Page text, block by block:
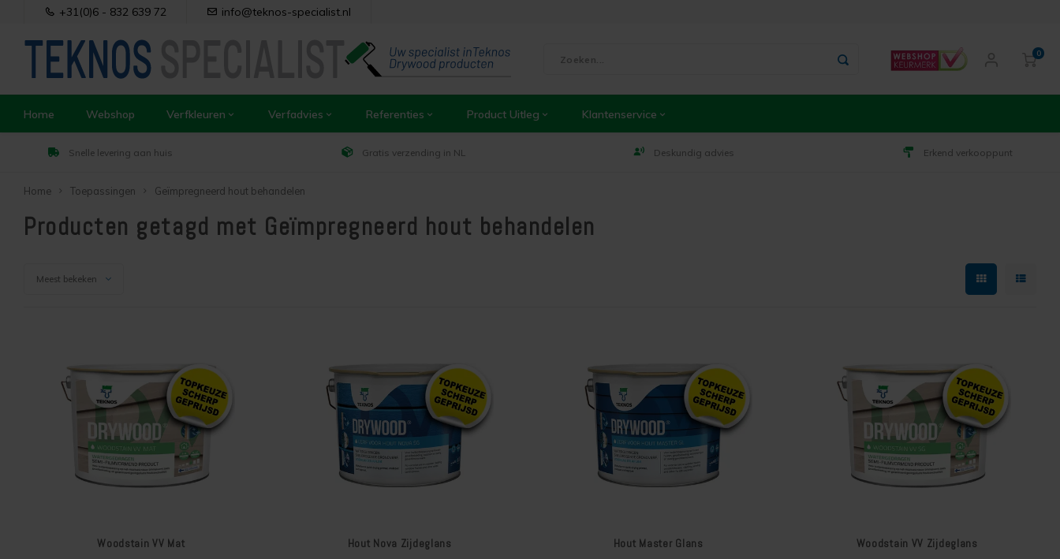
+31(0)6 - 832 639 72 info@teknos-specialist.nl
0
Home Webshop Verfkleuren Verfadvies Referenties Product Uitleg Klantenservice
Snelle levering aan huis Gratis verzending in NL Deskundig advies Erkend verkooppunt
Home Toepassingen Geïmpregneerd hout behandelen
Producten getagd met Geïmpregneerd hout behandelen
Meest bekeken
Woodstain VV Mat Hout Nova Zijdeglans Hout Master Glans Woodstain VV Zijdeglans